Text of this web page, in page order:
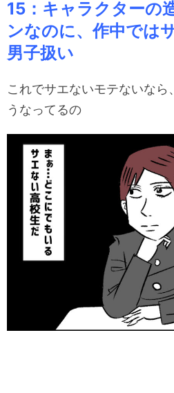
15：キャラクターの
ンなのに、作中では
男子扱い
これでサエないモテないな
うなってるの